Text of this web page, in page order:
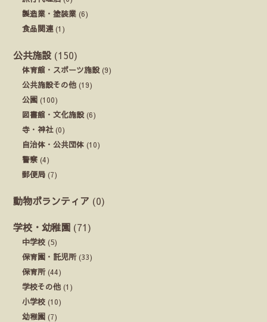
製造業・塗装業 (6)
食品関連 (1)
公共施設 (150)
体育館・スポーツ施設(9)
公共施設その他 (19)
公園 (100)
図書館・文化施設(6)
寺・神社(0)
自治体・公共団体 (10)
警察 (4)
郵便局 (7)
動物ボランティア (0)
学校・幼稚園 (71)
中学校 (5)
保育園・託児所(33)
保育所(44)
学校その他 (1)
小学校 (10)
幼稚園 (7)